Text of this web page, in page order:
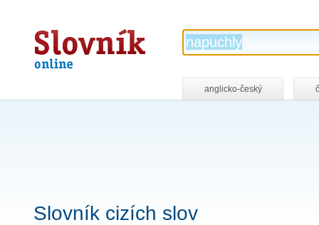
Slovník
online
anglicko-český
Slovník cizích slov